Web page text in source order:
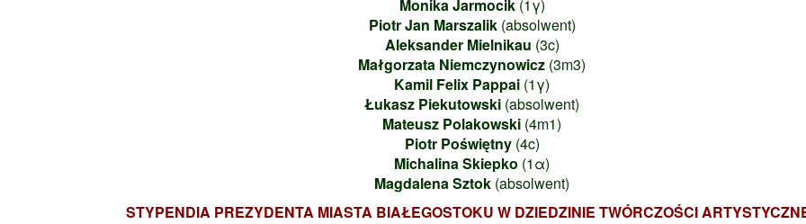
Monika Jarmocik(1γ)
Piotr Jan Marszalik(absolwent)
Aleksander Mielnikau (3c)
Małgorzata Niemczynowicz (3m3)
Kamil Felix Pappai (1γ)
Łukasz Piekutowski (absolwent)
Mateusz Polakowski (4m1)
Piotr Poświętny(4c)
Michalina Skiepko (1α)
Magdalena Sztok (absolwent)
STYPENDIA PREZYDENTA MIASTA BIAŁEGOSTOKU W DZIEDZINIE TWÓRCZOŚCI